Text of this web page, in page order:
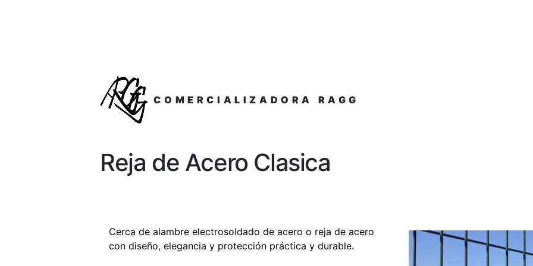
COMERCIALIZADORA RAGG
Reja de Acero Clasica
Cerca de alambre electrosoldado de acero o reja de acero
con diseño, elegancia y protección práctica y durable.